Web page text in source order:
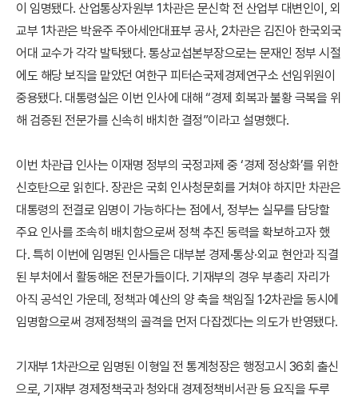
이 임명됐다. 산업통상자원부 1차관은 문신학 전 산업부 대변인이, 외
교부 1차관은 박윤주 주아세안대표부 공사, 2차관은 김진아 한국외국
어대 교수가 각각 발탁됐다. 통상교섭본부장으로는 문재인 정부 시절
에도 해당 보직을 맡았던 여한구 피터슨국제경제연구소 선임위원이
중용됐다. 대통령실은 이번 인사에 대해 “경제 회복과 불황 극복을 위
해 검증된 전문가를 신속히 배치한 결정”이라고 설명했다.
이번 차관급 인사는 이재명 정부의 국정과제 중 ‘경제 정상화’를 위한
신호탄으로 읽힌다. 장관은 국회 인사청문회를 거쳐야 하지만 차관은
대통령의 전결로 임명이 가능하다는 점에서, 정부는 실무를 담당할
주요 인사를 조속히 배치함으로써 정책 추진 동력을 확보하고자 했
다. 특히 이번에 임명된 인사들은 대부분 경제·통상·외교 현안과 직결
된 부처에서 활동해온 전문가들이다. 기재부의 경우 부총리 자리가
아직 공석인 가운데, 정책과 예산의 양 축을 책임질 1·2차관을 동시에
임명함으로써 경제정책의 골격을 먼저 다잡겠다는 의도가 반영됐다.
기재부 1차관으로 임명된 이형일 전 통계청장은 행정고시 36회 출신
으로, 기재부 경제정책국과 청와대 경제정책비서관 등 요직을 두루